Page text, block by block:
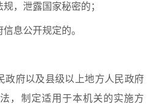
规，泄露国家秘密的；
信息公开规定的。
政府以及县级以上地方人民政府
，制定适用于本机关的实施方